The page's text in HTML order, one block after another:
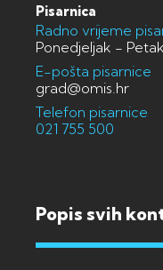
Pisarnica
Radno vrijeme
Ponedjeljak -
E-pošta pisarnice
grad@omis.hr
Telefon pisarnice
021 755 500
Popis svih